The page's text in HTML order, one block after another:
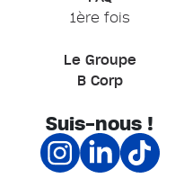
1ère fois
Le Groupe
B Corp
Suis-nous !